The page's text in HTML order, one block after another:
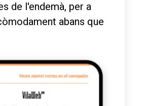
de l'endemà, per a
abans que